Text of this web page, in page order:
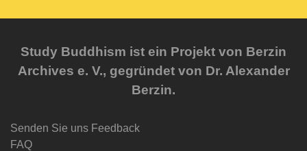
Study Buddhism ist ein Projekt von Berzin
Archives e. V., gegründet von Dr. Alexander
Berzin.
Senden Sie uns Feedback
FAQ